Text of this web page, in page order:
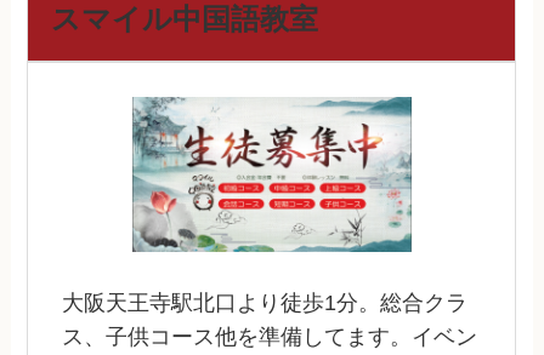
スマイル中国語教室
大阪天王寺駅北口より徒歩1分。総合クラ
ス、子供コース他を準備してます。イベン